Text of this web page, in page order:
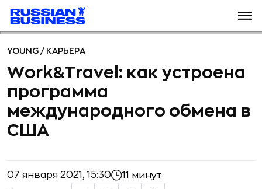
YOUNG / КАРЬЕРА
Work&Travel: как устроена
программа
международного обмена в
США
07 января 2021, 15:30 11 минут